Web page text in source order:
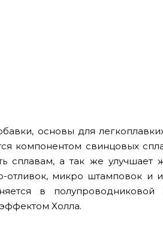
основы для
компонентом свинцовых
сплавам, а так же улучшает
отливок, микро штамповок и
в полупроводниковой
Холла.